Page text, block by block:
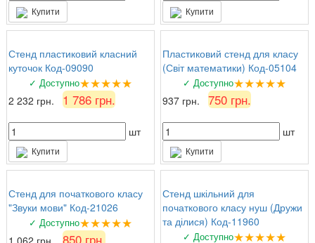
Купити Купити
Стенд пластиковий класний
куточок Код-09090
✓ Доступно★★★★★
2 232 грн. 1 786 грн.
шт
Купити
Пластиковий стенд для класу
(Світ математики) Код-05104
✓ Доступно★★★★★
937 грн. 750 грн.
шт
Купити
Стенд для початкового класу
"Звуки мови" Код-21026
✓ Доступно★★★★★
1 062 грн. 850 грн.
Стенд шкільний для
початкового класу нуш (Дружи
та ділися) Код-11960
✓ Доступно★★★★★